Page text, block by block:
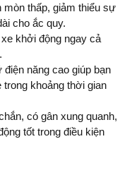
mòn thấp, giảm thiểu sự
cho ắc quy.
khởi động ngay cả
năng cao giúp bạn
khoảng thời gian
có gân xung quanh,
tốt trong điều kiện